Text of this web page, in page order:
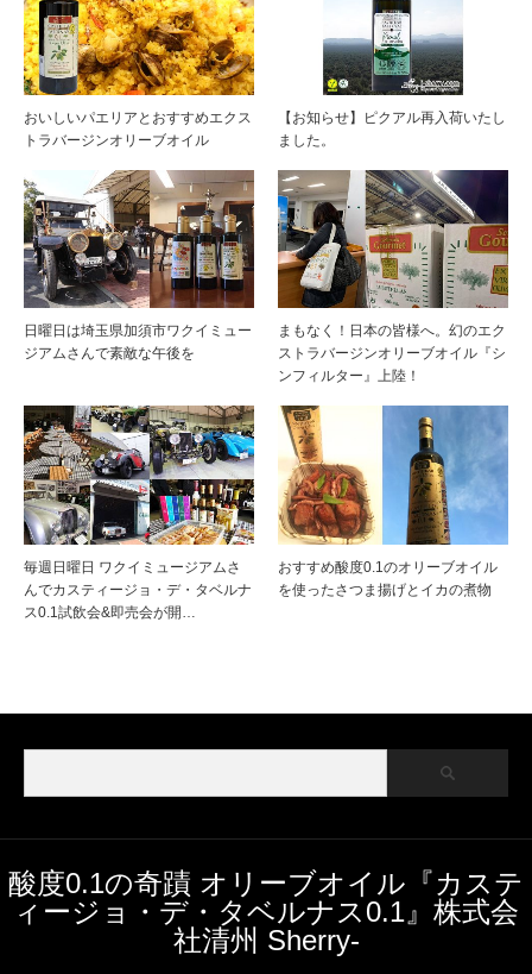
おいしいパエリアとおすすめエクス
トラバージンオリーブオイル
【お知らせ】ピクアル再入荷いたし
ました。
日曜日は埼玉県加須市ワクイミュー
ジアムさんで素敵な午後を
まもなく！日本の皆様へ。幻のエク
ストラバージンオリーブオイル『シ
ンフィルター』上陸！
毎週日曜日 ワクイミュージアムさ
んでカスティージョ・デ・タベルナ
ス0.1試飲会&即売会が開…
おすすめ酸度0.1のオリーブオイル
を使ったさつま揚げとイカの煮物
酸度0.1の奇蹟 オリーブオイル『カステ
ィージョ・デ・タベルナス0.1』株式会
社清州 Sherry-